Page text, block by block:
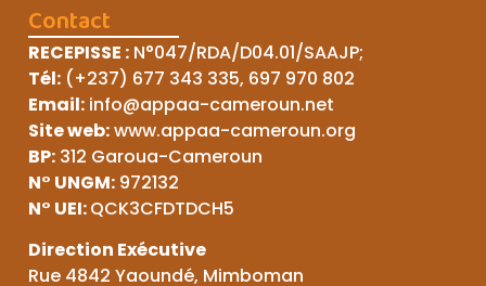
Contact
RECEPISSE : N°047/RDA/D04.01/SAAJP;
Tél: (+237) 677 343 335, 697 970 802
Email: info@appaa-cameroun.net
Site web:www.appaa-cameroun.org
BP: 312 Garoua-Cameroun
N° UNGM: 972132
N° UEI:QCK3CFDTDCH5
Direction Exécutive
Rue 4842 Yaoundé, Mimboman